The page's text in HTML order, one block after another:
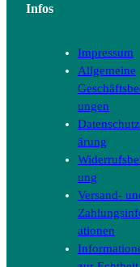
Infos
Impressum
Allgemeine
ungen
ärung
ung
Versand-
ationen